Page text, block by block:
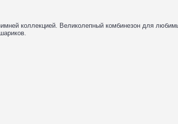
коллекцией. Великолепный комбинезон для